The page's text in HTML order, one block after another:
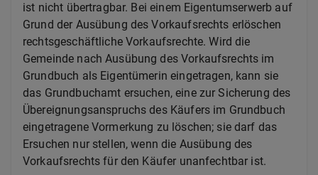
ist nicht übertragbar. Bei einem Eigentumserwerb auf
Grund der Ausübung des Vorkaufsrechts erlöschen
rechtsgeschäftliche Vorkaufsrechte. Wird die
Gemeinde nach Ausübung des Vorkaufsrechts im
Grundbuch als Eigentümerin eingetragen, kann sie
das Grundbuchamt ersuchen, eine zur Sicherung des
Übereignungsanspruchs des Käufers im Grundbuch
eingetragene Vormerkung zu löschen; sie darf das
Ersuchen nur stellen, wenn die Ausübung des
Vorkaufsrechts für den Käufer unanfechtbar ist.